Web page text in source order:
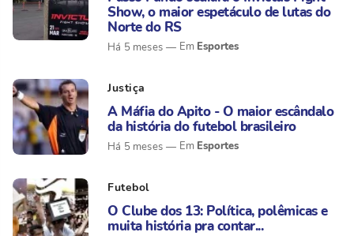
Show, o maior espetáculo de lutas do
Norte do RS
Há 5 meses Esportes
Justiça
A Máfia do Apito - O maior escândalo
da história do futebol brasileiro
Há 5 meses Esportes
Futebol
O Clube dos 13: Política, polêmicas e
muita história pra contar...